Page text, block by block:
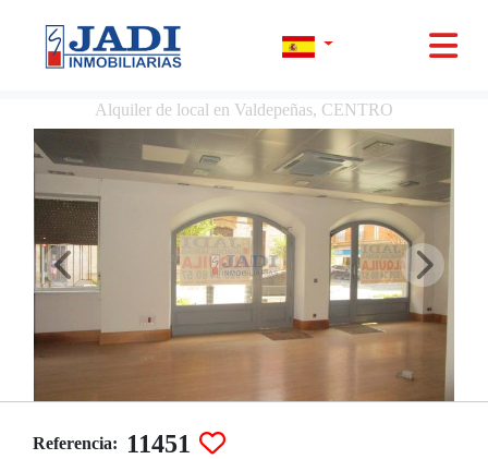
Alquiler de local en Valdepeñas, CENTRO
Referencia:
11451